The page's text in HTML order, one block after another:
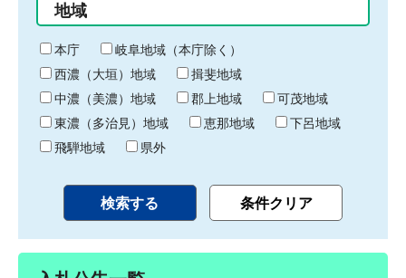
り
終
わ
り
地域
本庁
岐阜地域（本庁除く）
西濃（大垣）地域
揖斐地域
中濃（美濃）地域
郡上地域
可茂地域
東濃（多治見）地域
恵那地域
下呂地域
飛騨地域
県外